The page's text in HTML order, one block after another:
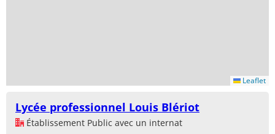
Leaflet
Lycée professionnel Louis Blériot
Établissement Public avec un internat